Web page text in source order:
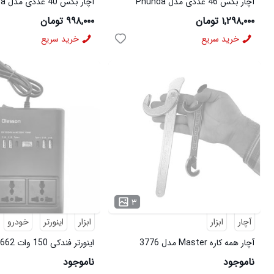
۱,۲۹۸,۰۰۰ تومان
خرید سریع
۹۹۸,۰۰۰ تومان
خرید سریع
۳
آچار
ابزار
آچار همه کاره Master مدل 3776
ناموجود
ابزار اینورتر خودرو
49045
ناموجود